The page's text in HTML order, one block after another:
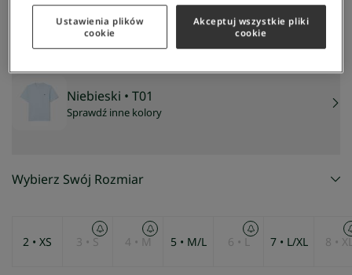
Bawełniana koszulka
Niebieski • T01
Sprawdź inne kolory
Wybierz Swój Rozmiar
2 • XS 3 • S 4 • M 5 • M/L 6 • L 7 • L/XL 8 •
Ustawienia plików
cookie
Akceptuj wszystkie pliki
cookie